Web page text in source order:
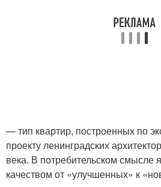
— тип квартир, построенных по
проекту ленинградских
века. В потребительском смысле
качеством от «улучшенных» к